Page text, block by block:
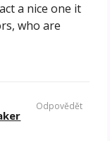
a nice one it
who are
Odpovědět